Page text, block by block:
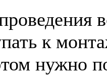
к
нужно